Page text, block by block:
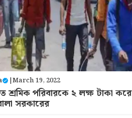
|March 19, 2022
শ্রমিক পরিবারকে ২ লক্ষ টাকা করে
সরকারের